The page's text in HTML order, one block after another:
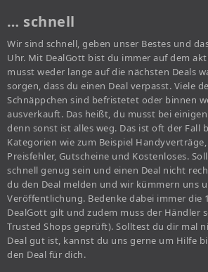
… schnell
Wir sind schnell, geben unser Bestes und
Uhr. Mit DealGott bist du immer auf dem
musst weder lange auf die nächsten Deals
sorgen, dass du einen Deal verpasst. Viele
Schnäppchen sind befristetet oder binnen
ausverkauft. Das heißt, du musst bei
denn sonst ist alles weg. Das ist oft der Fall
Kategorien wie zum Beispiel
Preisfehler, Gutscheine und Kostenloses.
schnell genug sein und einen Deal nicht
du den Deal melden und wir kümmern uns
Veröffentlichung. Bedenke dabei immer die
DealGott gilt und zudem muss der Händler
Trusted Shops geprüft). Solltest du dir mal
Deal gut ist, kannst du uns gerne um Hilfe
den Deal für dich.